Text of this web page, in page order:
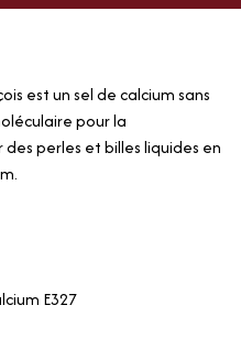
est un sel de calcium sans
pour la
perles et billes liquides en
E327